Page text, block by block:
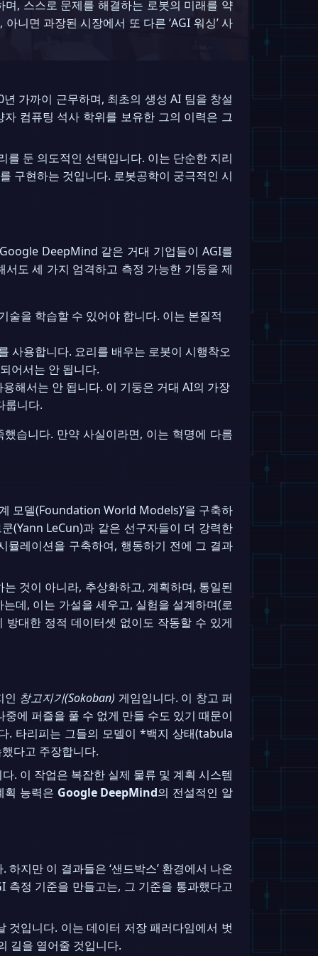
, 스스로 문제를 해결하는 로봇의 미래를 약
니면 과장된 시장에서 또 다른 ‘AGI 워싱’ 사
가까이 근무하며, 최초의 생성 AI 팀을 창설
컴퓨팅 석사 학위를 보유한 그의 이력은 그
둔 의도적인 선택입니다. 이는 단순한 지리
구현하는 것입니다. 로봇공학이 궁극적인 시
DeepMind 같은 거대 기업들이 AGI를
도 세 가지 엄격하고 측정 가능한 기둥을 제
을 학습할 수 있어야 합니다. 이는 본질적
사용합니다. 요리를 배우는 로봇이 시행착오
어서는 안 됩니다.
해서는 안 됩니다. 이 기둥은 거대 AI의 가장
룹니다.
습니다. 만약 사실이라면, 이는 혁명에 다름
모델(Foundation World Models)‘을 구축하
(Yann LeCun)과 같은 선구자들이 더 강력한
뮬레이션을 구축하여, 행동하기 전에 그 결과
것이 아니라, 추상화하고, 계획하며, 통일된
데, 이는 가설을 세우고, 실험을 설계하며(로
대한 정적 데이터셋 없이도 작동할 수 있게
인 창고지기(Sokoban) 게임입니다. 이 창고 퍼
에 퍼즐을 풀 수 없게 만들 수도 있기 때문이
. 타리피는 그들의 모델이 *백지 상태(tabula
다고 주장합니다.
. 이 작업은 복잡한 실제 물류 및 계획 시스템
획 능력은 Google DeepMind의 전설적인 알
지만 이 결과들은 ‘샌드박스’ 환경에서 나온
측정 기준을 만들고는, 그 기준을 통과했다고
입니다. 이는 데이터 저장 패러다임에서 벗
길을 열어줄 것입니다.